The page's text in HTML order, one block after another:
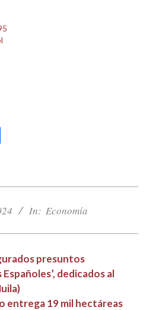
In: Economía
presuntos
dedicados al
entrega 19 mil hectáreas